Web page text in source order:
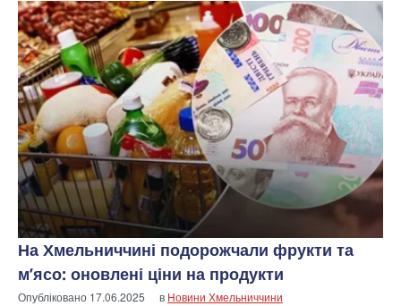
На Хмельниччині подорожчали фрукти та
м’ясо: оновлені ціни на продукти
Опубліковано 17.06.2025 в Новини Хмельниччини